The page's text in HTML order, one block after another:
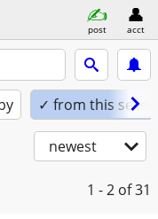
post acct
✓ from this seller
newest
1 - 2 of 31